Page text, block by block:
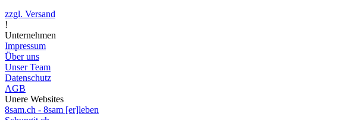
zzgl. Versand
!
Unternehmen
Impressum
Über uns
Unser Team
Datenschutz
AGB
Unere Websites
8sam.ch - 8sam [er]leben